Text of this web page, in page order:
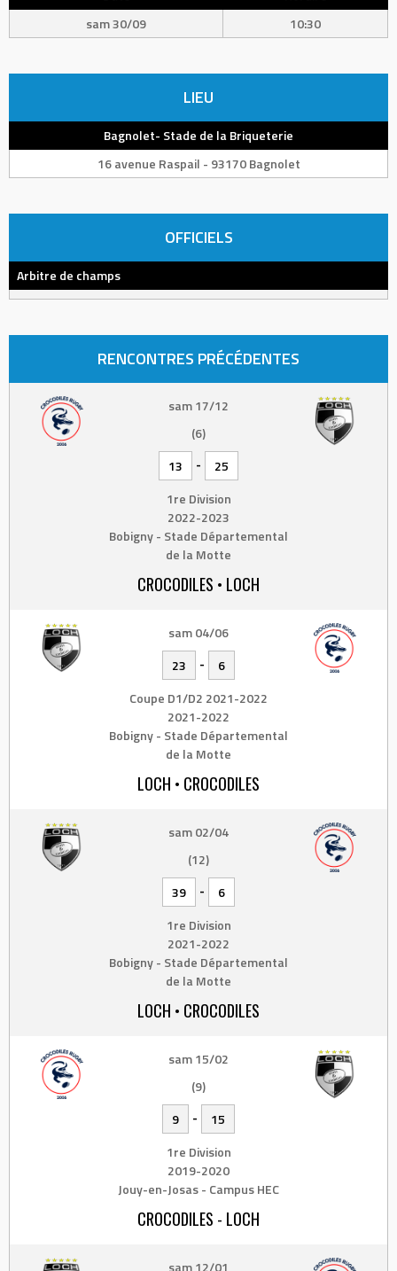
sam 30/09
10:30
LIEU
Bagnolet- Stade de la Briqueterie
16 avenue Raspail - 93170 Bagnolet
OFFICIELS
Arbitre de champs
RENCONTRES PRÉCÉDENTES
sam 17/12
(6)
13
-
25
1re Division
2022-2023
Bobigny - Stade Départemental
de la Motte
CROCODILES • LOCH
sam 04/06
23
-
6
Coupe D1/D2 2021-2022
2021-2022
Bobigny - Stade Départemental
de la Motte
LOCH • CROCODILES
sam 02/04
(12)
39
-
6
1re Division
2021-2022
Bobigny - Stade Départemental
de la Motte
LOCH • CROCODILES
sam 15/02
(9)
9
-
15
1re Division
2019-2020
Jouy-en-Josas - Campus HEC
CROCODILES - LOCH
sam 12/01